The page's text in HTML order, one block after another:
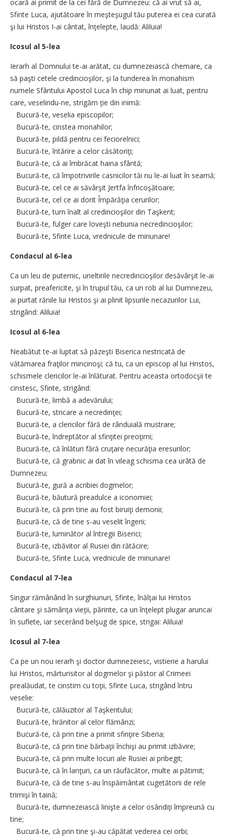
ocară ai primit de la cei fără de Dumnezeu: că ai vrut să ai,
Sfinte Luca, ajutătoare în meşteşugul tău puterea ei cea curată
şi lui Hristos I-ai cântat, înţelepte, laudă: Aliluia!
Icosul al 5-lea
Ierarh al Domnului te-ai arătat, cu dumnezeiască chemare, ca
să paşti cetele credincioşilor, şi la tunderea în monahism
numele Sfântului Apostol Luca în chip minunat ai luat, pentru
care, veselindu-ne, strigăm ţie din inimă:
Bucură-te, veselia episcopilor;
Bucură-te, cinstea monahilor;
Bucură-te, pildă pentru cei feciorelnici;
Bucură-te, întărire a celor căsătoriţi;
Bucură-te, că ai îmbrăcat haina sfântă;
Bucură-te, că împotrivirile casnicilor tăi nu le-ai luat în seamă;
Bucură-te, cel ce ai săvârşit Jertfa înfricoşătoare;
Bucură-te, cel ce ai dorit Împărăţia cerurilor;
Bucură-te, turn înalt al credincioşilor din Taşkent;
Bucură-te, fulger care loveşti nebunia necredincioşilor;
Bucură-te, Sfinte Luca, vrednicule de minunare!
Condacul al 6-lea
Ca un leu de puternic, uneltirile necredincioşilor desăvârşit le-ai
surpat, preafericite, şi în trupul tău, ca un rob al lui Dumnezeu,
ai purtat rănile lui Hristos şi ai plinit lipsurile necazurilor Lui,
strigând: Aliluia!
Icosul al 6-lea
Neabătut te-ai luptat să păzeşti Biserica nestricată de
vătămarea fraţilor mincinoşi; că tu, ca un episcop al lui Hristos,
schismele clericilor le-ai înlăturat. Pentru aceasta ortodocşii te
cinstesc, Sfinte, strigând:
Bucură-te, limbă a adevărului;
Bucură-te, stricare a necredinţei;
Bucură-te, a clericilor fără de rânduială mustrare;
Bucură-te, îndreptător al sfinţitei preoţimi;
Bucură-te, că înlături fără cruţare necurăţia eresurilor;
Bucură-te, că grabnic ai dat în vileag schisma cea urâtă de
Dumnezeu;
Bucură-te, gură a acribiei dogmelor;
Bucură-te, băutură preadulce a iconomiei;
Bucură-te, că prin tine au fost biruiţi demonii;
Bucură-te, că de tine s-au veselit îngerii;
Bucură-te, luminător al întregii Biserici;
Bucură-te, izbăvitor al Rusiei din rătăcire;
Bucură-te, Sfinte Luca, vrednicule de minunare!
Condacul al 7-lea
Singur rămânând în surghiunuri, Sfinte, înălţai lui Hristos
cântare şi sămânţa vieţii, părinte, ca un înţelept plugar aruncai
în suflete, iar secerând belşug de spice, strigai: Aliluia!
Icosul al 7-lea
Ca pe un nou ierarh şi doctor dumnezeiesc, vistierie a harului
lui Hristos, mărturisitor al dogmelor şi păstor al Crimeei
prealăudat, te cinstim cu toţii, Sfinte Luca, strigând întru
veselie:
Bucură-te, călăuzitor al Taşkentului;
Bucură-te, hrănitor al celor flămânzi;
Bucură-te, că prin tine a primit sfinţire Siberia;
Bucură-te, că prin tine bărbaţii închişi au primit izbăvire;
Bucură-te, că prin multe locuri ale Rusiei ai pribegit;
Bucură-te, că în lanţuri, ca un răufăcător, multe ai pătimit;
Bucură-te, că de tine s-au înspăimântat cugetătorii de rele
trimişi în taină;
Bucură-te, dumnezeiască linişte a celor osândiţi împreună cu
tine;
Bucură-te, că prin tine şi-au căpătat vederea cei orbi;